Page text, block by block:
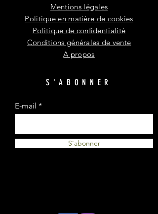
Mentions légales
Politique en matière de cookies
Politique de confidentialité
Conditions générales de vente
A propos
S'ABONNER
E-mail
S'abonner